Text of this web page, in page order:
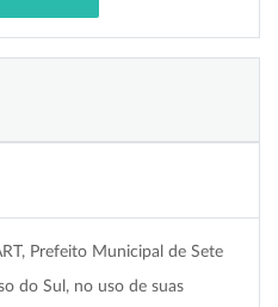
Prefeito Municipal de Sete
do Sul, no uso de suas